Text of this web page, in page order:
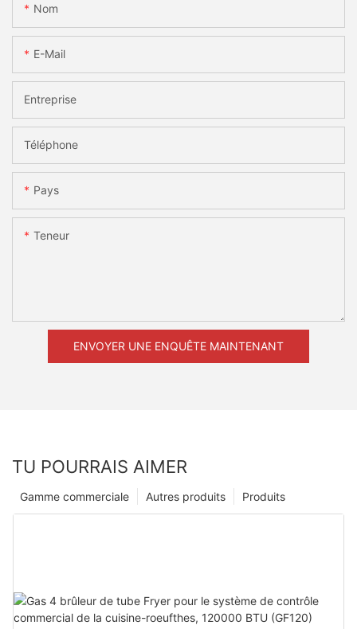
Nom
E-Mail
Entreprise
Téléphone
Pays
Teneur
ENVOYER UNE ENQUÊTE MAINTENANT
TU POURRAIS AIMER
Produits
Autres produits
Gamme commerciale